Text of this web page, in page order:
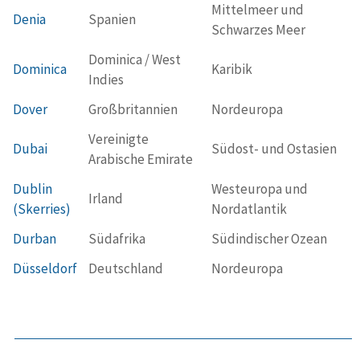
Denia Spanien
Mittelmeer und
Schwarzes Meer
Dominica
Dominica / West
Indies
Karibik
Dover Großbritannien Nordeuropa
Dubai
Vereinigte
Arabische Emirate
Südost- und Ostasien
Dublin
(Skerries)
Irland
Westeuropa und
Nordatlantik
Durban
Südafrika
Südindischer Ozean
Düsseldorf
Deutschland Nordeuropa